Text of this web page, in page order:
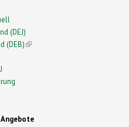
(DEJ)
(DEB)(link is external)